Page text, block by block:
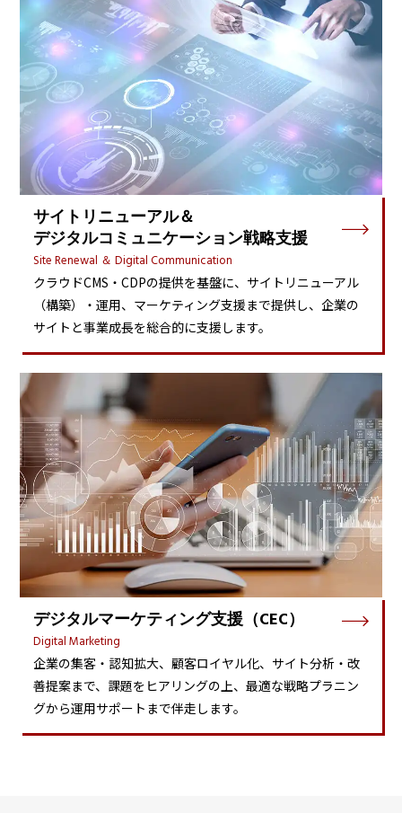
サイトリニューアル＆
デジタルコミュニケーション戦略支援
Site Renewal ＆ Digital Communication
クラウドCMS・CDPの提供を基盤に、サイトリニューアル
（構築）・運用、マーケティング支援まで提供し、企業の
サイトと事業成長を総合的に支援します。
デジタルマーケティング支援（CEC）
Digital Marketing
企業の集客・認知拡大、顧客ロイヤル化、サイト分析・改
善提案まで、課題をヒアリングの上、最適な戦略プラニン
グから運用サポートまで伴走します。